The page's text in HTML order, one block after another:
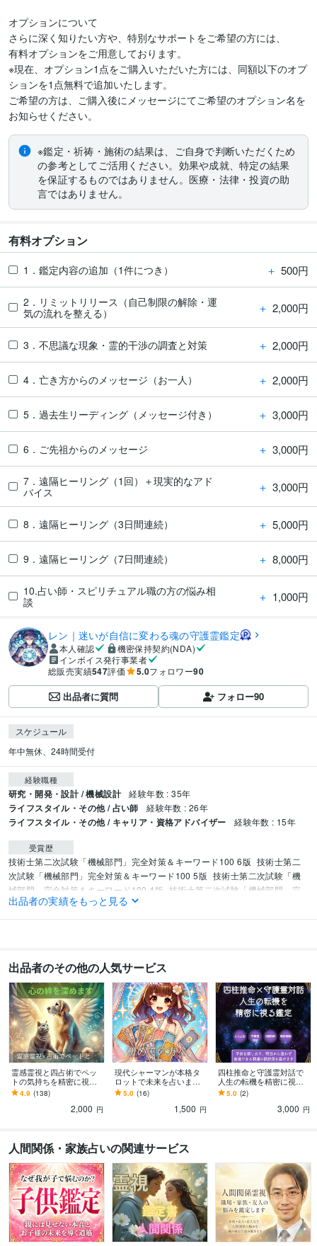
オプションについて
さらに深く知りたい方や、特別なサポートをご希望の方には、
有料オプションをご用意しております。
※現在、オプション1点をご購入いただいた方には、同額以下のオプ
ションを1点無料で追加いたします。
ご希望の方は、ご購入後にメッセージにてご希望のオプション名を
※鑑定・祈祷・施術の結果は、ご自身で判断いただくため
の参考としてご活用ください。効果や成就、特定の結果
を保証するものではありません。医療・法律・投資の助
言ではありません。
有料オプション
1．鑑定内容の追加（1件につき） ＋ 500円
2．リミットリリース（自己制限の解除・運
気の流れを整える）
＋ 2,000円
3．不思議な現象・霊的干渉の調査と対策 ＋ 2,000円
4．亡き方からのメッセージ（お一人） ＋ 2,000円
5．過去生リーディング（メッセージ付き） ＋ 3,000円
6．ご先祖からのメッセージ ＋ 3,000円
7．遠隔ヒーリング（1回）＋現実的なアド
バイス
＋ 3,000円
8．遠隔ヒーリング（3日間連続） ＋ 5,000円
9．遠隔ヒーリング（7日間連続） ＋ 8,000円
10.占い師・スピリチュアル職の方の悩み相
談
＋ 1,000円
レン｜迷いが自信に変わる魂の守護霊鑑定
本人確認
機密保持契約(NDA)
インボイス発行事業者
総販売実績547評価 5.0フォロワー90
出品者に質問 フォロー90
スケジュール
年中無休、24時間受付
経験職種
研究・開発・設計 / 機械設計 経験年数 : 35年
ライフスタイル・その他 / 占い師 経験年数 : 26年
ライフスタイル・その他 / キャリア・資格アドバイザー 経験年数 : 15年
受賞歴
技術士第二次試験「機械部門」完全対策＆キーワード100 6版 技術士第二
次試験「機械部門」完全対策＆キーワード100 5版 技術士第二次試験「機
械部門」完全対策＆キーワード100 4版 技術士第二次試験「機械部門」完
全対策＆キーワード100 3版 機械部門受験者のための技術士必須科目論文
事例集
得意分野
占い 霊感霊視 ヒーリング 守護霊、指導霊（ガイドさん）対話 過去生リ
ーディング 故人交信（動物も） ペンジュラム 四柱推命/西洋占星術/宿曜
教/紫微斗数 九星気学 不思議現象の調査と対策
出品者の実績をもっと見る
出品者のその他の人気サービス
霊感霊視と四占術でペッ
トの気持ちを精密に視ま
す 大切な家族の気質や本
音をロジカルに分析し絆
4.9 (138)
2,000 円
現代シャーマンが本格タ
ロットで未来を占います
日々の迷いにそっと寄り
添う本格タロット。今必
要な天からの伝言
5.0 (16)
1,500 円
四柱推命と守護霊対話で
人生の転機を精密に視ま
す 不安の根源を紐解き、
明日への一歩を支える人
5.0 (2)
3,000 円
人間関係・家族占いの関連サービス